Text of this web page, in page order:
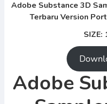
Adobe Substance 3D
Terbaru Version
SIZE:
Adobe